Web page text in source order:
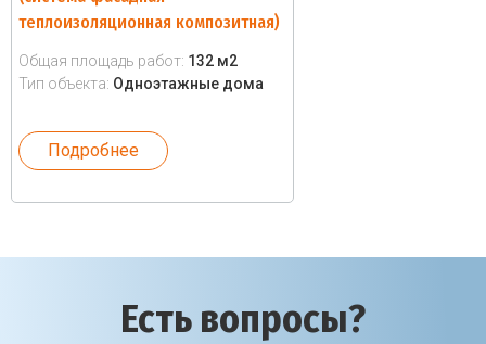
теплоизоляционная композитная)
Общая площадь работ: 132 м2
Тип объекта: Одноэтажные дома
Подробнее
Есть вопросы?